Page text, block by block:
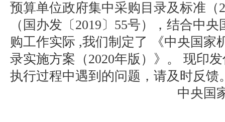
预算单位政府集中采购目录及标准（
（国办发〔2019〕55号），结合中
购工作实际 ,我们制定了 《中央国家
录实施方案（2020年版）》。 现印
执行过程中遇到的问题，请及时反馈
中央国